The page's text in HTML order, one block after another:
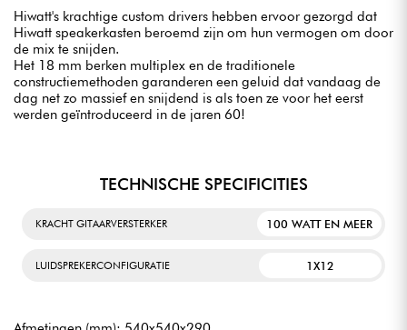
Hiwatt's krachtige custom drivers hebben ervoor gezorgd dat
Hiwatt speakerkasten beroemd zijn om hun vermogen om door
de mix te snijden.
Het 18 mm berken multiplex en de traditionele
constructiemethoden garanderen een geluid dat vandaag de
dag net zo massief en snijdend is als toen ze voor het eerst
werden geïntroduceerd in de jaren 60!
TECHNISCHE SPECIFICITIES
KRACHT GITAARVERSTERKER 100 WATT EN MEER
LUIDSPREKERCONFIGURATIE 1X12